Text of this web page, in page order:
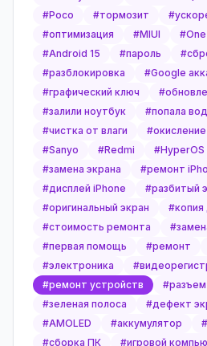
#Poco #тормозит #
#оптимизация #MIUI #One
#Android 15 #пароль #
#разблокировка #Google
#графический ключ #
#залили ноутбук #попала
#чистка от влаги #
#Sanyo #Redmi #HyperOS
#замена экрана #ремонт
#дисплей iPhone #разбитый
#оригинальный экран #копия
#стоимость ремонта #
#первая помощь #ремонт
#электроника #
#ремонт устройств #
#зеленая полоса #дефект
#AMOLED #аккумулятор #
#сборка ПК #игровой